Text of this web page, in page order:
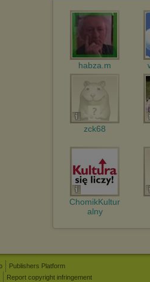
habza.m
zck68
ChomikKultur
alny
Publishers Platform
Report copyright infringement